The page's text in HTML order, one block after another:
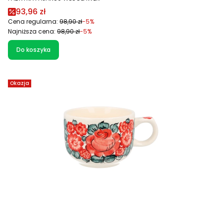
Cena promocyjna
93,96 zł
Cena regularna: 98,90 zł-5%
Najniższa cena: 98,90 zł-5%
Do koszyka
Okazja